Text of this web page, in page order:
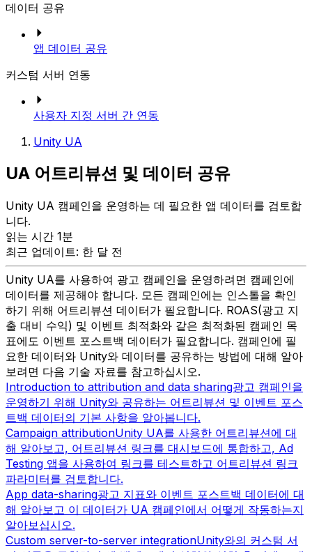
데이터 공유
앱 데이터 공유
커스텀 서버 연동
사용자 지정 서버 간 연동
Unity UA
UA 어트리뷰션 및 데이터 공유
Unity UA 캠페인을 운영하는 데 필요한 앱 데이터를 검토합
니다.
읽는 시간 1분
최근 업데이트: 한 달 전
Unity UA를 사용하여 광고 캠페인을 운영하려면 캠페인에
데이터를 제공해야 합니다. 모든 캠페인에는 인스톨을 확인
하기 위해 어트리뷰션 데이터가 필요합니다. ROAS(광고 지
출 대비 수익) 및 이벤트 최적화와 같은 최적화된 캠페인 목
표에도 이벤트 포스트백 데이터가 필요합니다. 캠페인에 필
요한 데이터와 Unity와 데이터를 공유하는 방법에 대해 알아
보려면 다음 기술 자료를 참고하십시오.
Introduction to attribution and data sharing광고 캠페인을
운영하기 위해 Unity와 공유하는 어트리뷰션 및 이벤트 포스
트백 데이터의 기본 사항을 알아봅니다.
Campaign attributionUnity UA를 사용한 어트리뷰션에 대
해 알아보고, 어트리뷰션 링크를 대시보드에 통합하고, Ad
Testing 앱을 사용하여 링크를 테스트하고 어트리뷰션 링크
파라미터를 검토합니다.
App data-sharing광고 지표와 이벤트 포스트백 데이터에 대
해 알아보고 이 데이터가 UA 캠페인에서 어떻게 작동하는지
알아보십시오.
Custom server-to-server integrationUnity와의 커스텀 서